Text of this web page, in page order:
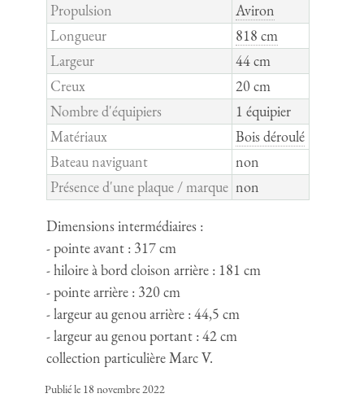
Propulsion
Aviron
Longueur
818 cm
Largeur
44 cm
Creux
20 cm
Nombre d'équipiers
1 équipier
Matériaux
Bois déroulé
Bateau naviguant
non
Présence d'une plaque / marque non
Dimensions intermédiaires :
- pointe avant : 317 cm
- hiloire à bord cloison arrière : 181 cm
- pointe arrière : 320 cm
- largeur au genou arrière : 44,5 cm
- largeur au genou portant : 42 cm
collection particulière Marc V.
Publié le 18 novembre 2022